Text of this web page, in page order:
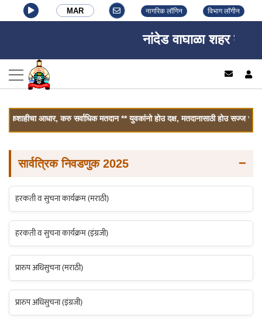
MAR नागरिक लॉगिन विभाग लॉगीन
नांदेड वाघाळा शहर
आधार, करु सर्वाधिक मतदान ** युवकांनो होउ दक्ष, मतदानासाठी होउ सज्ज **
सार्वत्रिक निवडणुक 2025 −
हरकती व सुचना कार्यक्रम (मराठी)
हरकती व सुचना कार्यक्रम (इंग्रजी)
प्रारुप अधिसुचना (मराठी)
प्रारुप अधिसुचना (इंग्रजी)